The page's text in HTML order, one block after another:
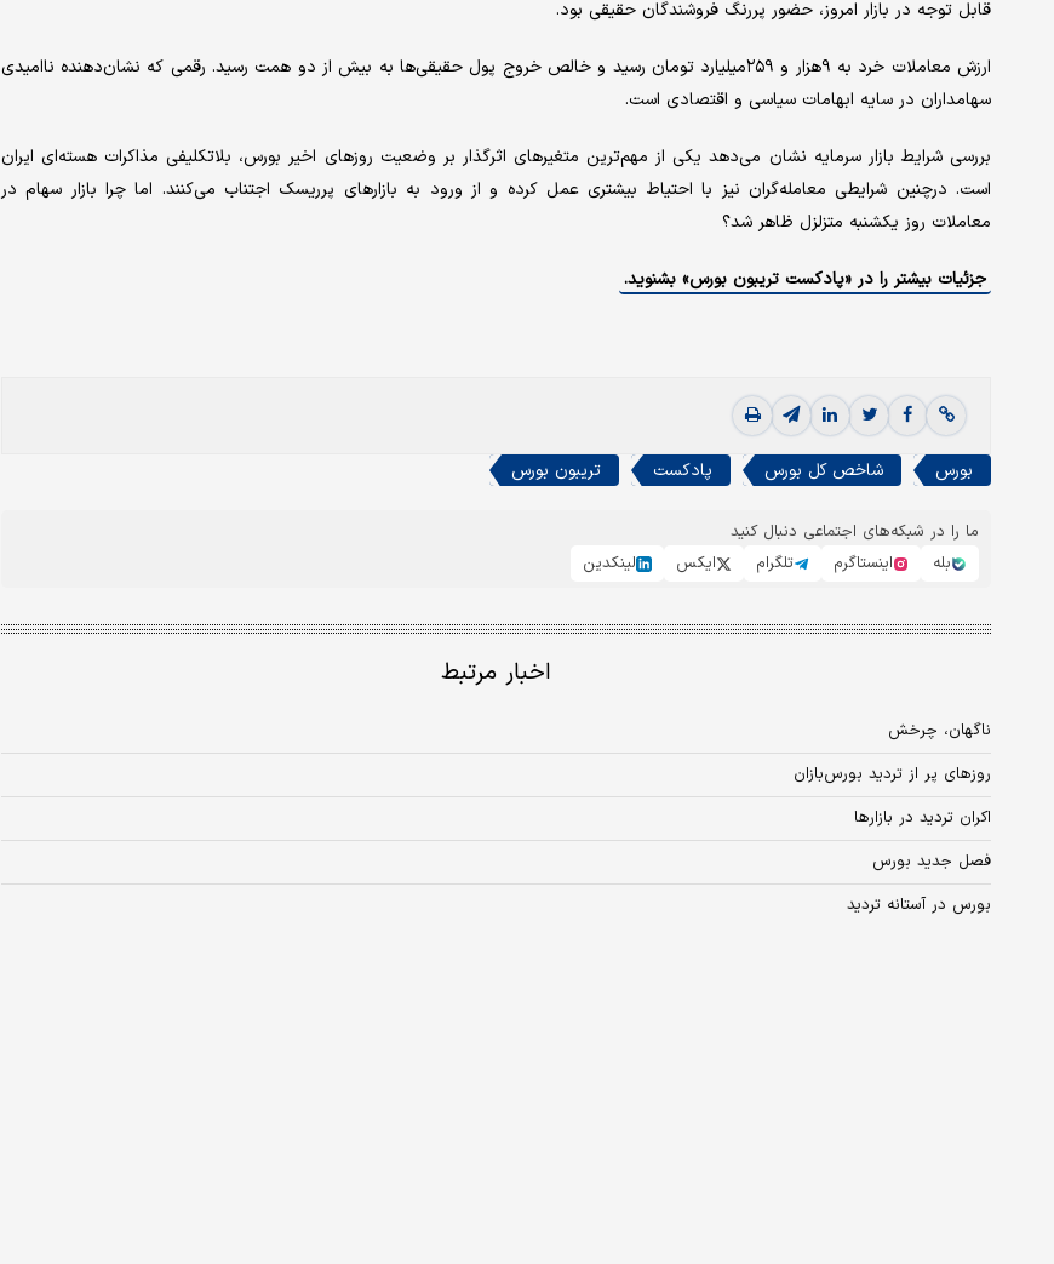
قابل توجه در بازار امروز، حضور پررنگ فروشندگان حقیقی بود.
ارزش معاملات خرد به ۹هزار و ۲۵۹میلیارد تومان رسید و خالص خروج پول حقیقی‌ها به بیش از دو همت رسید. رقمی که نشان‌دهنده ناامیدی
سهامداران در سایه ابهامات سیاسی و اقتصادی است.
بررسی شرایط بازار سرمایه نشان می‌دهد یکی از مهم‌ترین متغیرهای اثرگذار بر وضعیت روزهای اخیر بورس، بلاتکلیفی مذاکرات هسته‌ای ایران
است. درچنین شرایطی معامله‌گران نیز با احتیاط بیشتری عمل کرده و از ورود به بازارهای پرریسک اجتناب می‌کنند. اما چرا بازار سهام در
معاملات روز یکشنبه متزلزل ظاهر شد؟
جزئیات بیشتر را در «پادکست تریبون بورس» بشنوید.
بورس شاخص کل بورس پادکست تریبون بورس
ما را در شبکه‌های اجتماعی دنبال کنید
بله
اینستاگرم تلگرام ایکس لینکدین
اخبار مرتبط
ناگهان، چرخش
روزهای پر از تردید بورس‌بازان
اکران تردید در بازارها
فصل جدید بورس
بورس در آستانه تردید